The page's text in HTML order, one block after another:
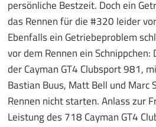
persönliche Bestzeit. Doch ein
das Rennen für die #320 leider
Ebenfalls ein Getriebeproblem
vor dem Rennen ein
der Cayman GT4 Clubsport 981,
Bastian Buus, Matt Bell und Marc
Rennen nicht starten. Anlass zur
Leistung des 718 Cayman GT4